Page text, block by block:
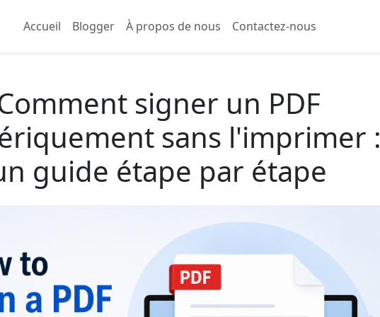
Accueil Blogger À propos de nous Contactez-nous
signer un PDF
sans l'imprimer :
guide étape par étape